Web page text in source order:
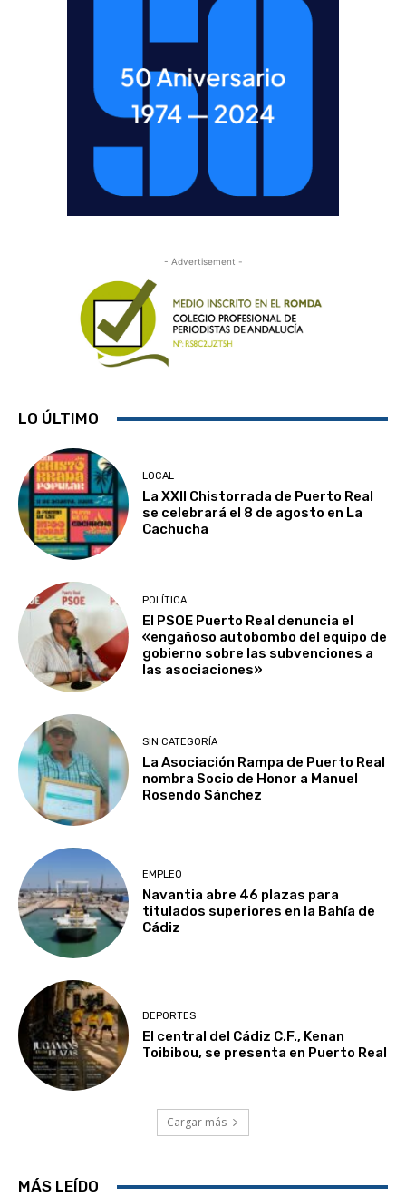
- Advertisement -
LO ÚLTIMO
LOCAL
La XXII Chistorrada de Puerto Real
se celebrará el 8 de agosto en La
Cachucha
POLÍTICA
El PSOE Puerto Real denuncia el
«engañoso autobombo del equipo de
gobierno sobre las subvenciones a
las asociaciones»
SIN CATEGORÍA
La Asociación Rampa de Puerto Real
nombra Socio de Honor a Manuel
Rosendo Sánchez
EMPLEO
Navantia abre 46 plazas para
titulados superiores en la Bahía de
Cádiz
DEPORTES
El central del Cádiz C.F., Kenan
Toibibou, se presenta en Puerto Real
Cargar más
MÁS LEÍDO